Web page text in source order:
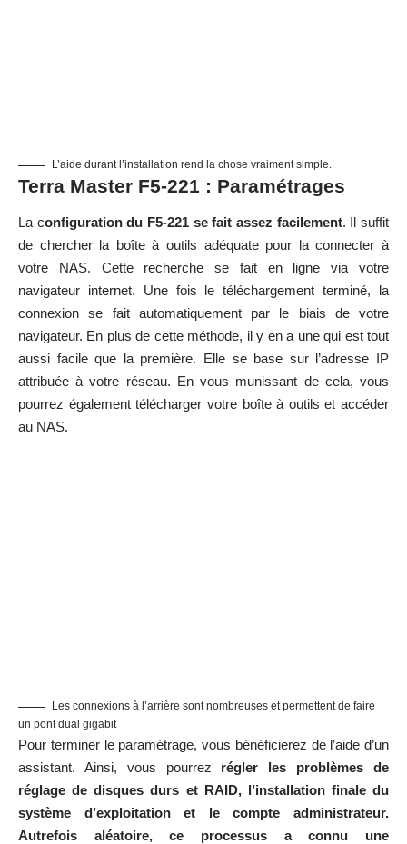
L’aide durant l’installation rend la chose vraiment simple.
Terra Master F5-221 : Paramétrages
La configuration du F5-221 se fait assez facilement. Il suffit
de chercher la boîte à outils adéquate pour la connecter à
votre NAS. Cette recherche se fait en ligne via votre
navigateur internet. Une fois le téléchargement terminé, la
connexion se fait automatiquement par le biais de votre
navigateur. En plus de cette méthode, il y en a une qui est tout
aussi facile que la première. Elle se base sur l’adresse IP
attribuée à votre réseau. En vous munissant de cela, vous
pourrez également télécharger votre boîte à outils et accéder
au NAS.
Les connexions à l’arrière sont nombreuses et permettent de faire
un pont dual gigabit
Pour terminer le paramétrage, vous bénéficierez de l’aide d’un
assistant. Ainsi, vous pourrez régler les problèmes de
réglage de disques durs et RAID, l’installation finale du
système d’exploitation et le compte administrateur.
Autrefois aléatoire, ce processus a connu une